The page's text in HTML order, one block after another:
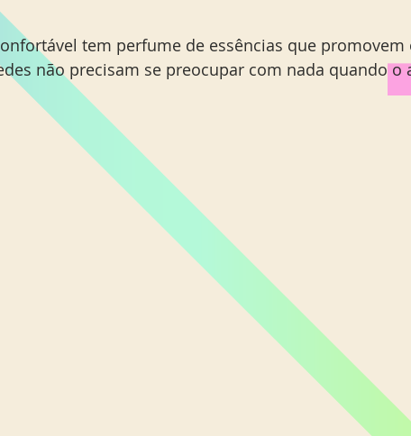
tem perfume de essências que promovem
não precisam se preocupar com nada quando o